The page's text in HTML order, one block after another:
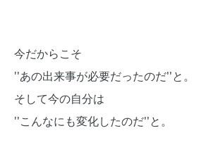
今だからこそ
''あの出来事が必要だったのだ''と。
そして今の自分は
''こんなにも変化したのだ''と。